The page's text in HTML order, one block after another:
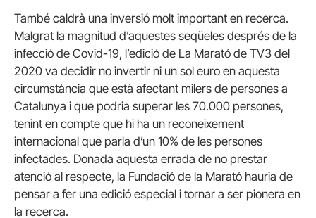
També caldrà una inversió molt important en recerca.
Malgrat la magnitud d’aquestes seqüeles després de la
infecció de Covid-19, l’edició de La Marató de TV3 del
2020 va decidir no invertir ni un sol euro en aquesta
circumstància que està afectant milers de persones a
Catalunya i que podria superar les 70.000 persones,
tenint en compte que hi ha un reconeixement
internacional que parla d’un 10% de les persones
infectades. Donada aquesta errada de no prestar
atenció al respecte, la Fundació de la Marató hauria de
pensar a fer una edició especial i tornar a ser pionera en
la recerca.